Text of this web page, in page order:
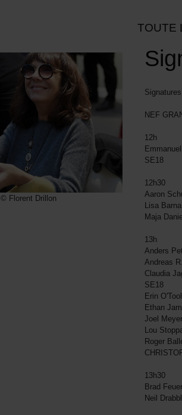
TOUTE
© Florent Drillon
NEF
12h
SE18
12h30
Aaron
Lisa
Maja
13h
Anders
Andreas
Claudia
SE18
Erin
Ethan
Joel
Lou
Roger
13h30
Brad
Neil